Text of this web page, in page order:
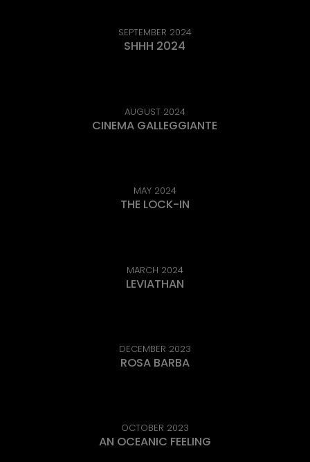
SEPTEMBER 2024
SHHH 2024
AUGUST 2024
CINEMA GALLEGGIANTE
MAY 2024
THE LOCK-IN
MARCH 2024
LEVIATHAN
DECEMBER 2023
ROSA BARBA
OCTOBER 2023
AN OCEANIC FEELING